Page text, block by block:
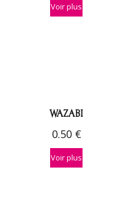
Voir plus
WAZABI
0.50 €
Voir plus